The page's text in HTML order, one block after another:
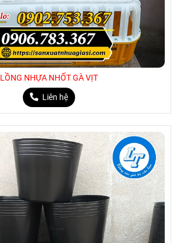
LỒNG NHỰA NHỐT GÀ VỊT
Liên hệ